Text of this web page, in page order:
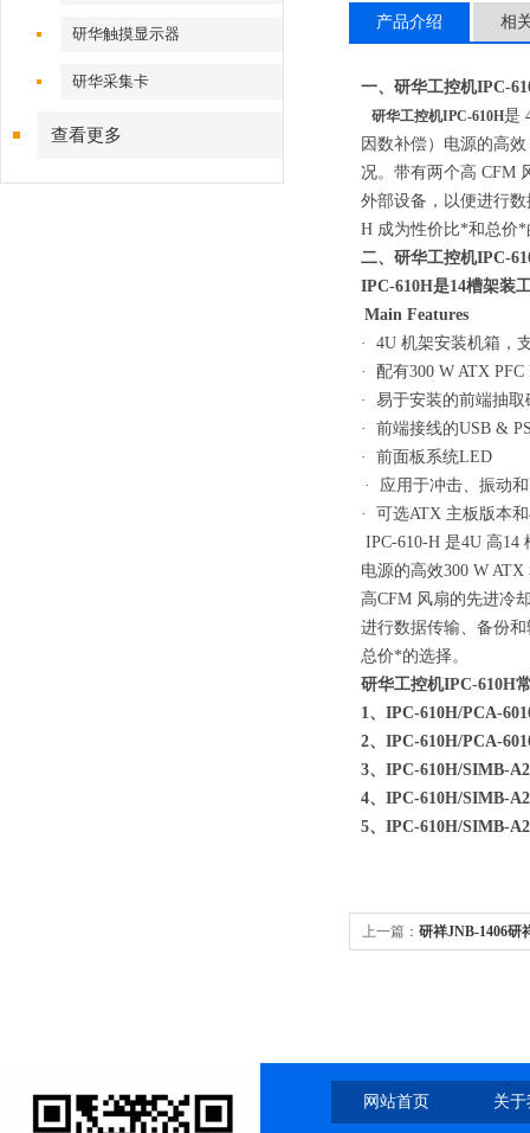
研华触摸显示器
研华采集卡
查看更多
产品介绍 相
一、研华工控机IPC-
研华工控机IPC-610H是
因数补偿）电源的高
况。带有两个高 CFM
外部设备，以便进行
H 成为性价比*和总价*
二、研华工控机IPC-
IPC-610H是14槽架装
Main Features
· 4U 机架安装机箱，
· 配有300 W ATX PFC
· 易于安装的前端抽
· 前端接线的USB &
· 前面板系统LED
· 应用于冲击、振动
· 可选ATX 主板版本和
IPC-610-H 是4U 高
电源的高效300 W
高CFM 风扇的先进冷
进行数据传输、备份
总价*的选择。
研华工控机IPC-610H
1、IPC-610H/PCA-
2、IPC-610H/PCA-
3、IPC-610H/SIMB-
4、IPC-610H/SIMB-
5、IPC-610H/SIMB-
上一篇： 研祥JNB-1406研
网站首页 关